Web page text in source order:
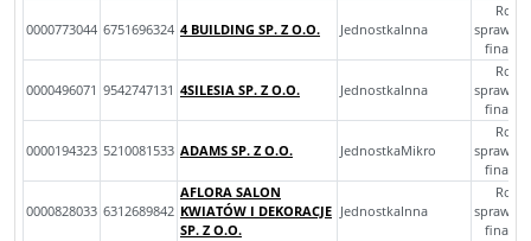
0000773044 6751696324 4 BUILDING SP. Z O.O. JednostkaInna
0000496071 9542747131 4SILESIA SP. Z O.O. JednostkaInna
0000194323 5210081533 ADAMS SP. Z O.O. JednostkaMikro
0000828033 6312689842
AFLORA SALON
KWIATÓW I DEKORACJE
SP. Z O.O.
JednostkaInna